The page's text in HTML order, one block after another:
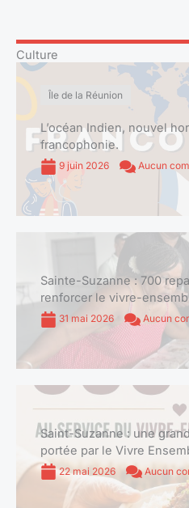
Culture
Île de la Réunion
L’océan Indien, nouvel
francophonie.
9 juin 2026 Aucun
Sainte-Suzanne : 700
renforcer le vivre-
31 mai 2026 Aucun
Saint-Suzanne : une
portée par le Vivre
22 mai 2026 Aucun